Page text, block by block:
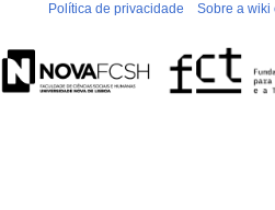
Política de privacidade Sobre a wiki